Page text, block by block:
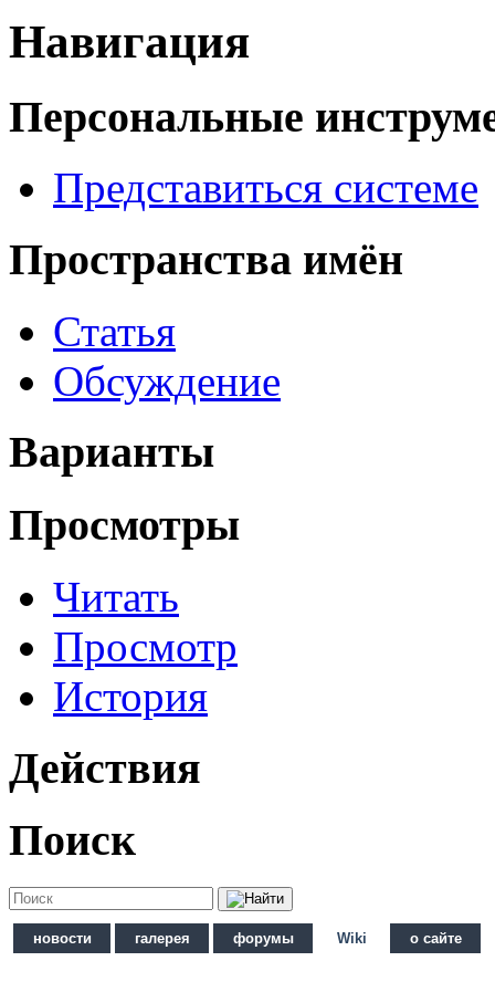
Навигация
Персональные
Представиться системе
Пространства имён
Статья
Обсуждение
Варианты
Просмотры
Читать
Просмотр
История
Действия
Поиск
новости галерея форумы Wiki о сайте